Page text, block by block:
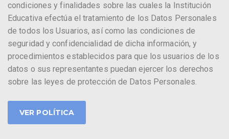
condiciones y finalidades sobre las cuales la Institución
Educativa efectúa el tratamiento de los Datos Personales
de todos los Usuarios, así como las condiciones de
seguridad y confidencialidad de dicha información, y
procedimientos establecidos para que los usuarios de los
datos o sus representantes puedan ejercer los derechos
sobre las leyes de protección de Datos Personales.
VER POLÍTICA